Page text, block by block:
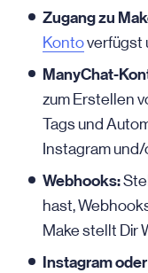
Zugang zu
Kontoverfügst
ManyChat-
zum Erstellen
Tags und
Instagram
Webhooks:
hast,
Make stellt Dir
Instagram